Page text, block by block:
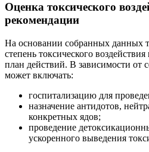
Оценка токсического
рекомендации
На основании собранных данных
степень токсического
план действий. В зависимости от
может включать:
госпитализацию для
назначение антидотов,
конкретных ядов;
проведение
ускоренного выведения